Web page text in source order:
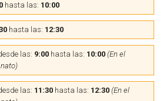
hasta las: 10:00
hasta las: 12:30
las: 9:00 hasta las: 10:00 (En el
las: 11:30 hasta las: 12:30 (En el